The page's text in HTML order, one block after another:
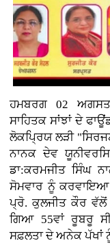
ਹਮਬਰਗ 02 ਅਗਸਤ
ਸਾਹਿਤਕ ਸਾਂਝਾਂ ਦੇ
ਲੋਕਪ੍ਰਿਯ ਲੜੀ
ਨਾਨਕ ਦੇਵ
ਡਾ:ਕਰਮਜੀਤ ਸਿੰਘ
ਸੋਮਵਾਰ ਨੂੰ ਕਰਵਾਇਆ
ਪ੍ਰੋ. ਕੁਲਜੀਤ ਕੌਰ
ਗਿਆ 55ਵਾਂ ਰੂਬਰੂ
ਸਫ਼ਲਤਾ ਦੇ ਅਨੇਕ ਪੱਖਾਂ